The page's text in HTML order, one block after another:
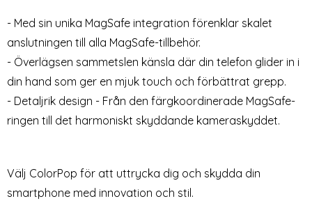
- Med sin unika MagSafe integration förenklar skalet
anslutningen till alla MagSafe-tillbehör.
- Överlägsen sammetslen känsla där din telefon glider in i
din hand som ger en mjuk touch och förbättrat grepp.
- Detaljrik design - Från den färgkoordinerade MagSafe-
ringen till det harmoniskt skyddande kameraskyddet.
Välj ColorPop för att uttrycka dig och skydda din
smartphone med innovation och stil.